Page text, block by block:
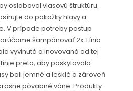
oslaboval vlasovú štruktúru.
do pokožky hlavy a
V prípade potreby postup
šampónovať 2x. Línia
vyvinutá a inovovaná od tej
preto, aby poskytovala
boli jemné a lesklé a zároveň
pôvabné vône. Produkty